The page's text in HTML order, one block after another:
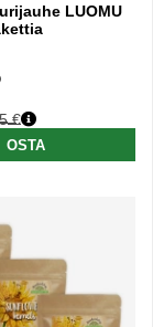
LUOMU
€
OSTA